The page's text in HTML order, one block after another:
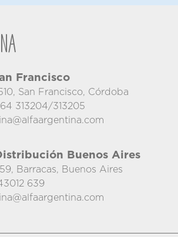
Francisco
San Francisco, Córdoba
313204/313205
Buenos Aires
Barracas, Buenos Aires
639